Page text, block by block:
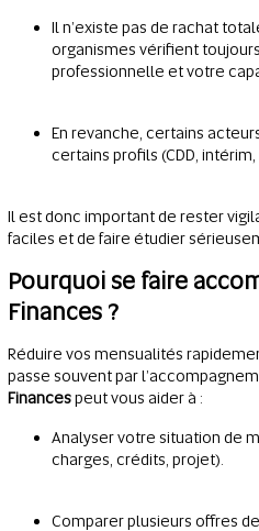
Il n’existe pas de rachat
organismes vérifient
professionnelle et votre
En revanche, certains
certains profils (CDD,
Il est donc important de rester
faciles et de faire étudier
Pourquoi se faire
Finances ?
Réduire vos mensualités
passe souvent par
Financespeut vous aider à :
Analyser votre situation de
charges, crédits, projet).
Comparer plusieurs offres de